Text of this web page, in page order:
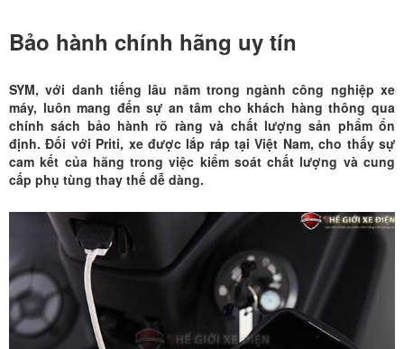
Bảo hành chính hãng uy tín
SYM, với danh tiếng lâu năm trong ngành công nghiệp xe
máy, luôn mang đến sự an tâm cho khách hàng thông qua
chính sách bảo hành rõ ràng và chất lượng sản phẩm ổn
định. Đối với Priti, xe được lắp ráp tại Việt Nam, cho thấy sự
cam kết của hãng trong việc kiểm soát chất lượng và cung
cấp phụ tùng thay thế dễ dàng.